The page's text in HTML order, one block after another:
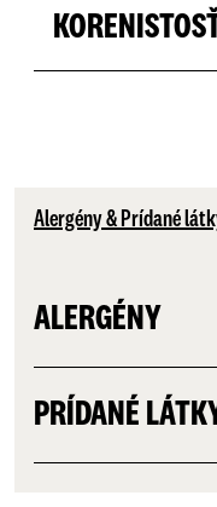
Alergény & Prídané
ALERGÉNY
PRÍDANÉ